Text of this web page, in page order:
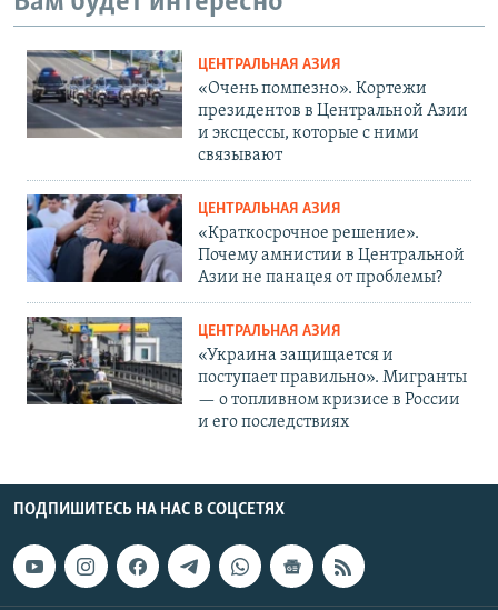
ЦЕНТРАЛЬНАЯ АЗИЯ
«Очень помпезно». Кортежи
президентов в Центральной Азии
и эксцессы, которые с ними
связывают
ЦЕНТРАЛЬНАЯ АЗИЯ
«Краткосрочное решение».
Почему амнистии в Центральной
Азии не панацея от проблемы?
ЦЕНТРАЛЬНАЯ АЗИЯ
«Украина защищается и
поступает правильно». Мигранты
— о топливном кризисе в России
и его последствиях
ПОДПИШИТЕСЬ НА НАС В СОЦСЕТЯХ